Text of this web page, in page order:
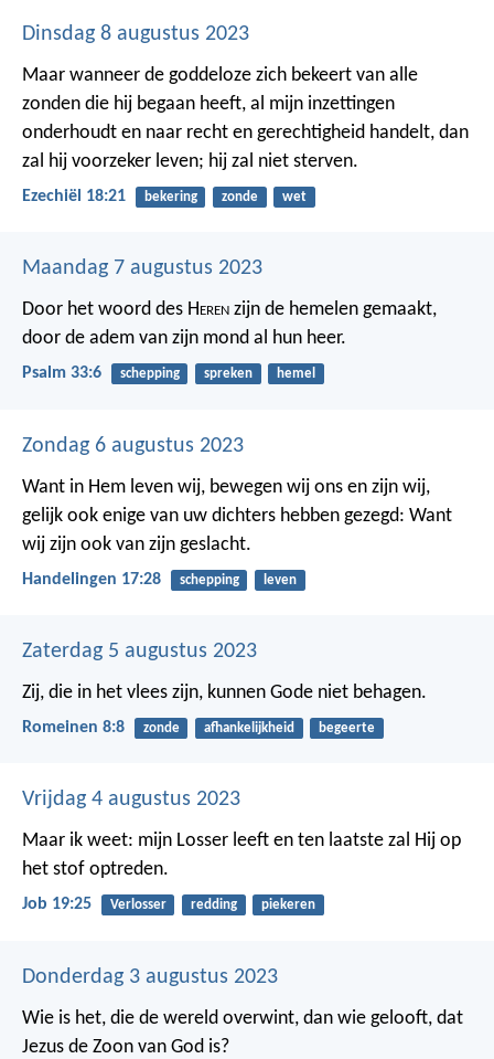
Dinsdag 8 augustus 2023
Maar wanneer de goddeloze zich bekeert van alle
zonden die hij begaan heeft, al mijn inzettingen
onderhoudt en naar recht en gerechtigheid handelt, dan
zal hij voorzeker leven; hij zal niet sterven.
Ezechiël 18:21 bekering zonde wet
Maandag 7 augustus 2023
Door het woord des Heren zijn de hemelen gemaakt,
door de adem van zijn mond al hun heer.
Psalm 33:6 schepping spreken hemel
Zondag 6 augustus 2023
Want in Hem leven wij, bewegen wij ons en zijn wij,
gelijk ook enige van uw dichters hebben gezegd: Want
wij zijn ook van zijn geslacht.
Handelingen 17:28 schepping leven
Zaterdag 5 augustus 2023
Zij, die in het vlees zijn, kunnen Gode niet behagen.
Romeinen 8:8 zonde afhankelijkheid begeerte
Vrijdag 4 augustus 2023
Maar ik weet: mijn Losser leeft en ten laatste zal Hij op
het stof optreden.
Job 19:25 Verlosser redding piekeren
Donderdag 3 augustus 2023
Wie is het, die de wereld overwint, dan wie gelooft, dat
Jezus de Zoon van God is?